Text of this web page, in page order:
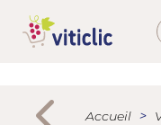
contenu
secondaire
Accueil